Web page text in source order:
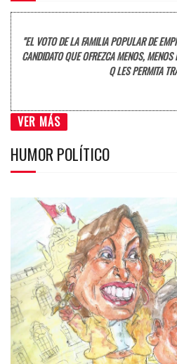
"EL VOTO DE LA FAMILIA POPULAR DE
CANDIDATO QUE OFREZCA MENOS,
Q LES PERMITA
VER MÁS
HUMOR POLÍTICO